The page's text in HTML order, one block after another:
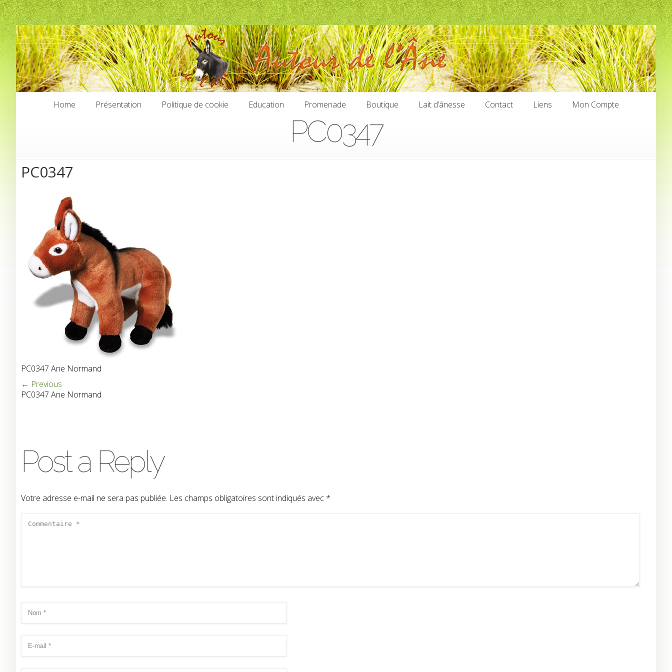
Home
Présentation
Politique de cookie
Education
Promenade
Promenade
Boutique
Boutique
Lait d’ânesse
Contact
Liens
Mon Compte
PC0347
PC0347
PC0347 Ane Normand
← Previous
PC0347 Ane Normand
Post a Reply
Votre adresse e-mail ne sera pas publiée. Les champs obligatoires sont indiqués avec *